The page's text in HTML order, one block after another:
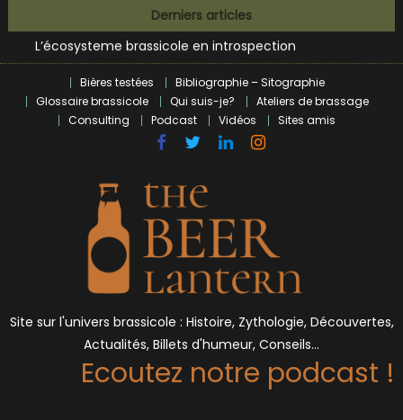
to
content
Derniers articles
L’écosysteme brassicole en introspection
Zoumaï : pionnier de la révolution craft à Marseille
L’intelligence artificielle dans le milieu brassicole
BrewDog racheté par Tilray pour une bouchée de pain ?
Bières et célébrités
Bières testées
Bibliographie – Sitographie
Glossaire brassicole
Qui suis-je?
Ateliers de brassage
Consulting
Podcast Vidéos Sites amis
Site sur l'univers brassicole : Histoire, Zythologie, Découvertes,
Actualités, Billets d'humeur, Conseils…
Ecoutez notre podcast !